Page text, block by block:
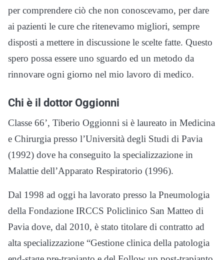
per comprendere ciò che non conoscevamo, per dare
ai pazienti le cure che ritenevamo migliori, sempre
disposti a mettere in discussione le scelte fatte. Questo
spero possa essere uno sguardo ed un metodo da
rinnovare ogni giorno nel mio lavoro di medico.
Chi è il dottor Oggionni
Classe 66’, Tiberio Oggionni si è laureato in Medicina
e Chirurgia presso l’Università degli Studi di Pavia
(1992) dove ha conseguito la specializzazione in
Malattie dell’Apparato Respiratorio (1996).
Dal 1998 ad oggi ha lavorato presso la Pneumologia
della Fondazione IRCCS Policlinico San Matteo di
Pavia dove, dal 2010, è stato titolare di contratto ad
alta specializzazione “Gestione clinica della patologia